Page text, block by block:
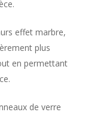
effet marbre,
plus
en permettant
de verre